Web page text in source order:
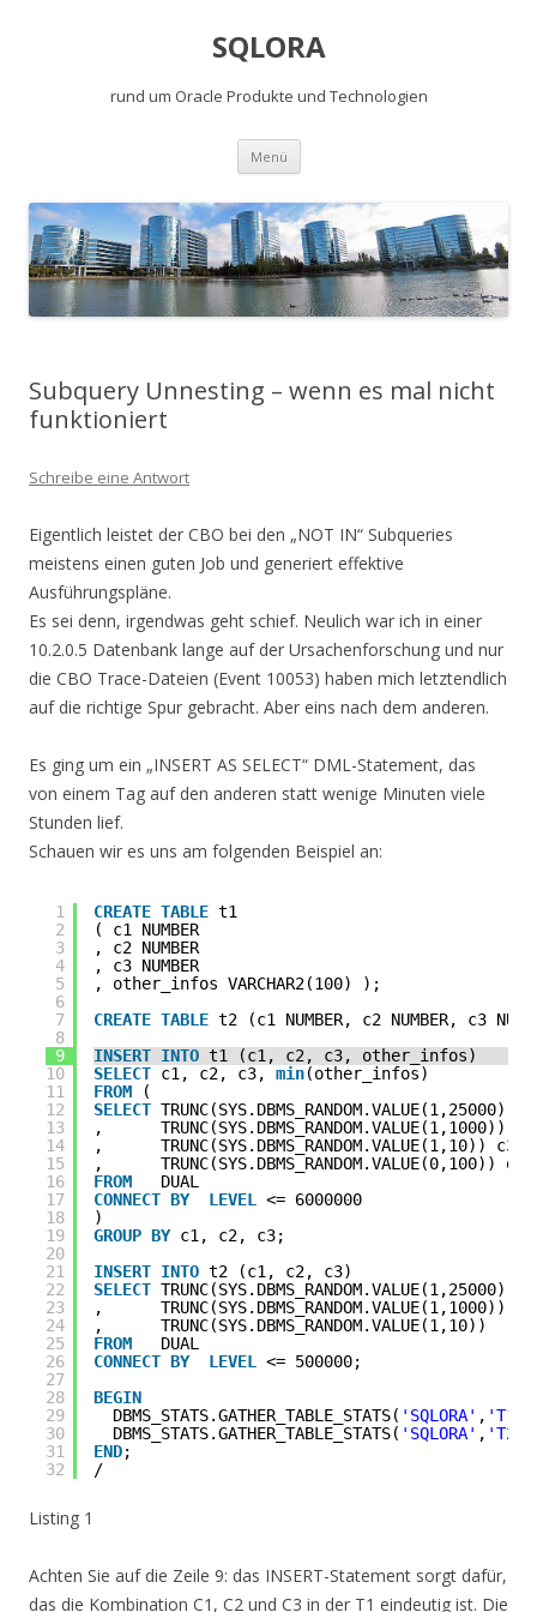
SQLORA
rund um Oracle Produkte und Technologien
Menü Springe
Inhalt
Subquery Unnesting – wenn es mal nicht
funktioniert
Schreibe eine Antwort
Eigentlich leistet der CBO bei den „NOT IN“ Subqueries
meistens einen guten Job und generiert effektive
Ausführungspläne.
Es sei denn, irgendwas geht schief. Neulich war ich in einer
10.2.0.5 Datenbank lange auf der Ursachenforschung und nur
die CBO Trace-Dateien (Event 10053) haben mich letztendlich
auf die richtige Spur gebracht. Aber eins nach dem anderen.
Es ging um ein „INSERT AS SELECT“ DML-Statement, das
von einem Tag auf den anderen statt wenige Minuten viele
Stunden lief.
Schauen wir es uns am folgenden Beispiel an:
1
2
3
4
5
6
7
8
9
10
11
12
13
14
15
16
17
18
19
20
21
22
23
24
25
26
27
28
29
30
31
32
CREATE TABLE t1
( c1 NUMBER
, c2 NUMBER
, c3 NUMBER
, other_infos VARCHAR2(100) );
CREATE TABLE t2 (c1 NUMBER, c2 NUMBER, c3
INSERT INTO t1 (c1, c2, c3, other_infos)
SELECT c1, c2, c3, min(other_infos)
FROM
(
SELECT TRUNC(SYS.DBMS_RANDOM.VALUE(1,25000))
,      TRUNC(SYS.DBMS_RANDOM.VALUE(1,1000)) c2
,      TRUNC(SYS.DBMS_RANDOM.VALUE(1,10)) c3
,      TRUNC(SYS.DBMS_RANDOM.VALUE(0,100))
FROM
DUAL
CONNECT BY LEVEL
<= 6000000
)
GROUP BY c1, c2, c3;
INSERT INTO t2 (c1, c2, c3)
SELECT TRUNC(SYS.DBMS_RANDOM.VALUE(1,25000))
,      TRUNC(SYS.DBMS_RANDOM.VALUE(1,1000))
,      TRUNC(SYS.DBMS_RANDOM.VALUE(1,10))
FROM
DUAL
CONNECT BY LEVEL
<= 500000;
BEGIN
DBMS_STATS.GATHER_TABLE_STATS( 'SQLORA' , 'T1'
DBMS_STATS.GATHER_TABLE_STATS( 'SQLORA' , 'T2'
END;
/
Listing 1
Achten Sie auf die Zeile 9: das INSERT-Statement sorgt dafür,
das die Kombination C1, C2 und C3 in der T1 eindeutig ist. Die